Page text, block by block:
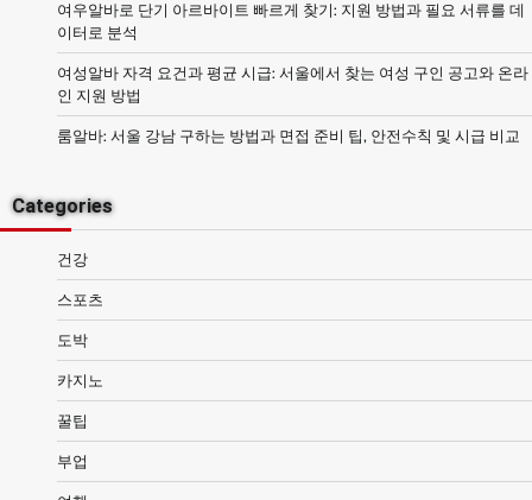
여우알바로 단기 아르바이트 빠르게 찾기: 지원 방법과 필요 서류를 데
이터로 분석
여성알바 자격 요건과 평균 시급: 서울에서 찾는 여성 구인 공고와 온라
인 지원 방법
룸알바: 서울 강남 구하는 방법과 면접 준비 팁, 안전수칙 및 시급 비교
Categories
건강
스포츠
도박
카지노
꿀팁
부업